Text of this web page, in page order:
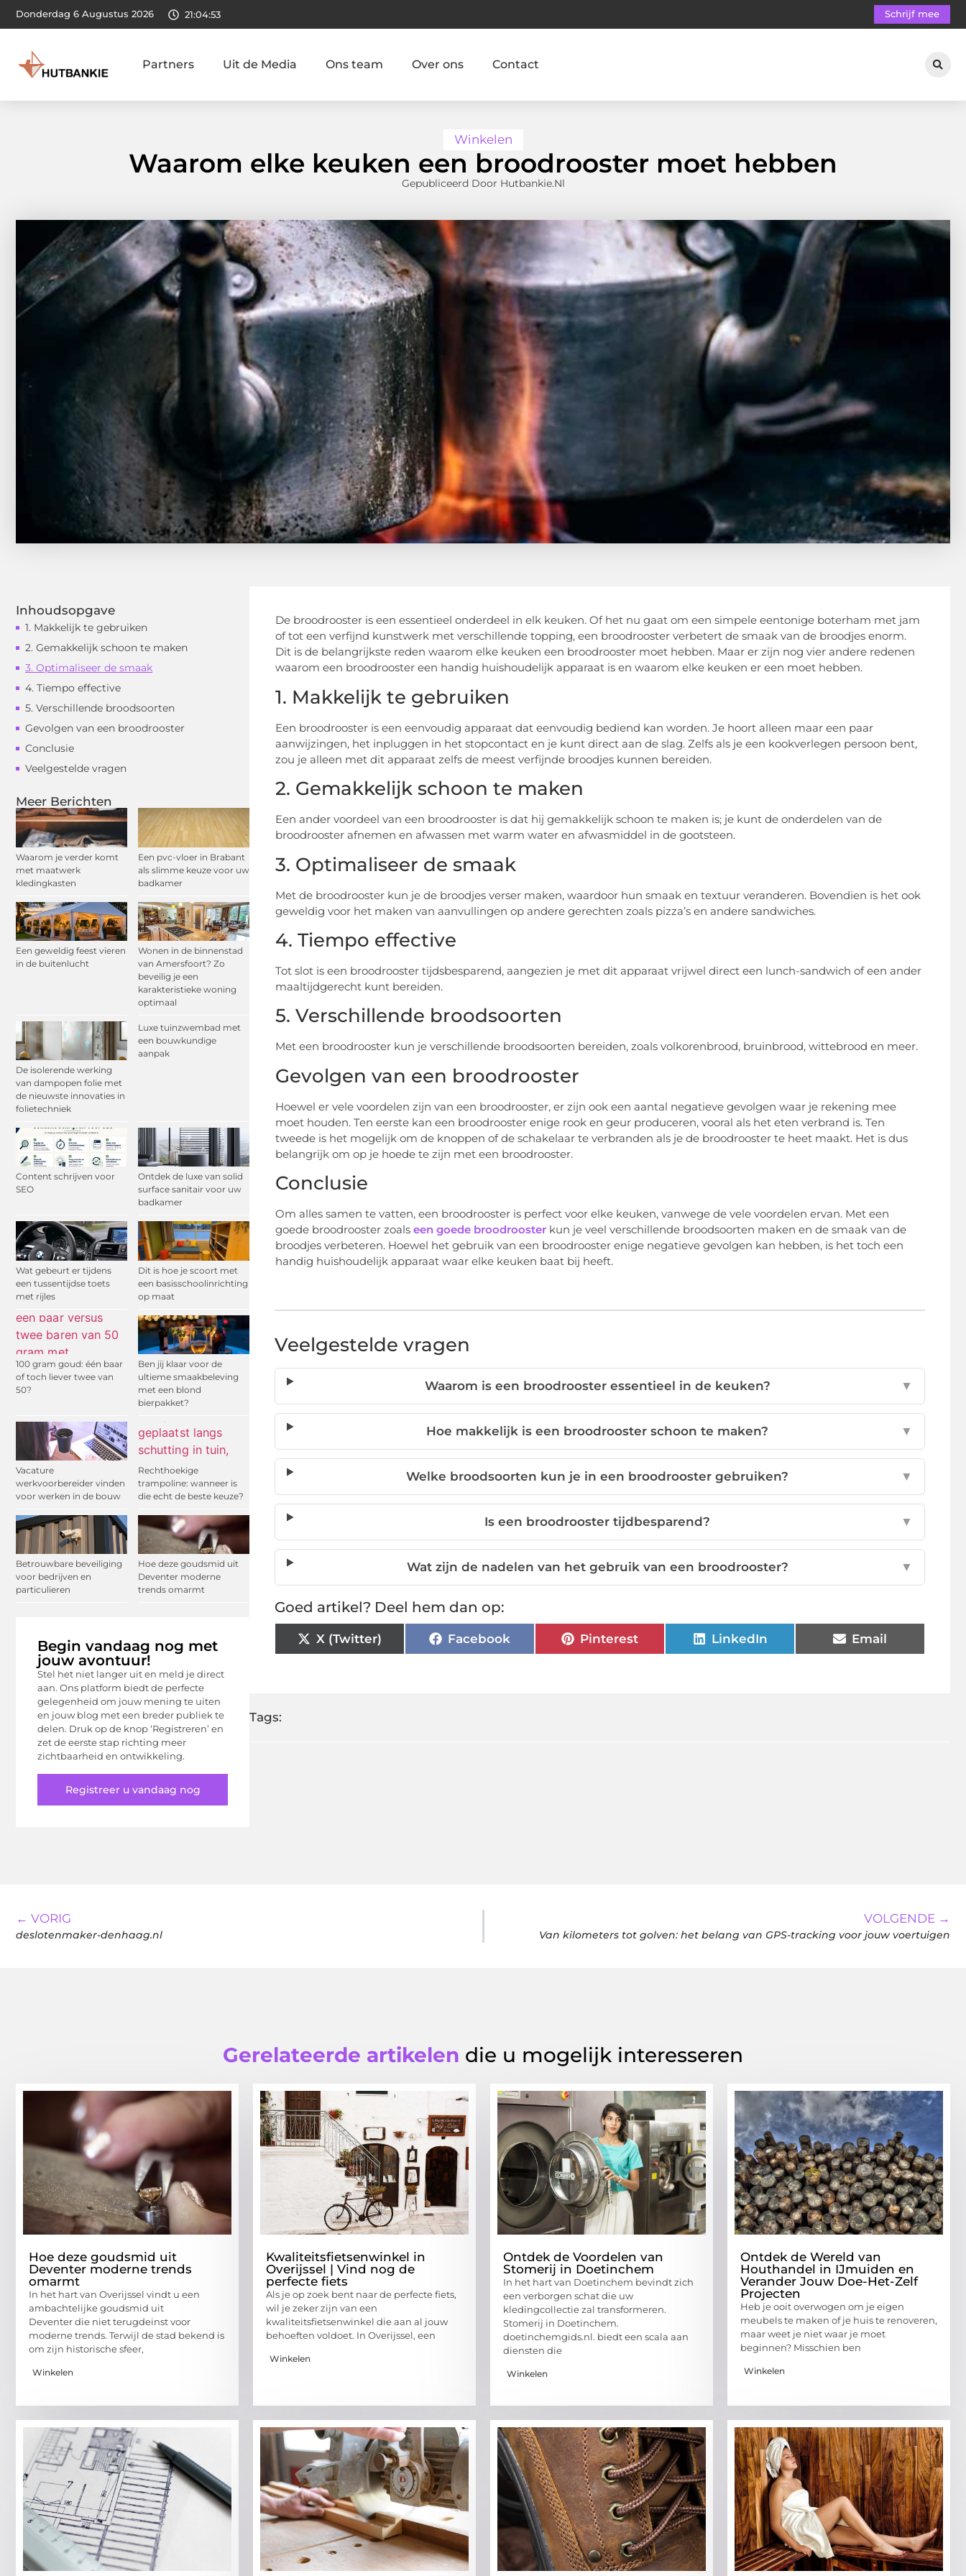
Donderdag 6 Augustus 2026 21:04:54 Schrijf mee
Partners Uit de Media Ons team Over ons Contact
Winkelen
Waarom elke keuken een broodrooster moet hebben
Gepubliceerd Door Hutbankie.nl
Inhoudsopgave
1. Makkelijk te gebruiken
2. Gemakkelijk schoon te maken
3. Optimaliseer de smaak
4. Tiempo effective
5. Verschillende broodsoorten
Gevolgen van een broodrooster
Conclusie
Veelgestelde vragen
Meer Berichten
Waarom je verder komt
met maatwerk
kledingkasten
Een pvc-vloer in Brabant
als slimme keuze voor uw
badkamer
Een geweldig feest vieren
in de buitenlucht
Wonen in de binnenstad
van Amersfoort? Zo
beveilig je een
karakteristieke woning
optimaal
De isolerende werking
van dampopen folie met
de nieuwste innovaties in
folietechniek
Luxe tuinzwembad met
een bouwkundige
aanpak
Content schrijven voor
SEO
Ontdek de luxe van solid
surface sanitair voor uw
badkamer
Wat gebeurt er tijdens
een tussentijdse toets
met rijles
Dit is hoe je scoort met
een basisschoolinrichting
op maat
100 gram goud: één baar
of toch liever twee van
50?
Ben jij klaar voor de
ultieme smaakbeleving
met een blond
bierpakket?
Vacature
werkvoorbereider vinden
voor werken in de bouw
Rechthoekige
trampoline: wanneer is
die echt de beste keuze?
Betrouwbare beveiliging
voor bedrijven en
particulieren
Hoe deze goudsmid uit
Deventer moderne
trends omarmt
Begin vandaag nog met
jouw avontuur!
Stel het niet langer uit en meld je direct
aan. Ons platform biedt de perfecte
gelegenheid om jouw mening te uiten
en jouw blog met een breder publiek te
delen. Druk op de knop ‘Registreren’ en
zet de eerste stap richting meer
zichtbaarheid en ontwikkeling.
Registreer u vandaag nog
De broodrooster is een essentieel onderdeel in elk keuken. Of het nu gaat om een simpele eentonige boterham met jam
of tot een verfijnd kunstwerk met verschillende topping, een broodrooster verbetert de smaak van de broodjes enorm.
Dit is de belangrijkste reden waarom elke keuken een broodrooster moet hebben. Maar er zijn nog vier andere redenen
waarom een broodrooster een handig huishoudelijk apparaat is en waarom elke keuken er een moet hebben.
1. Makkelijk te gebruiken
Een broodrooster is een eenvoudig apparaat dat eenvoudig bediend kan worden. Je hoort alleen maar een paar
aanwijzingen, het inpluggen in het stopcontact en je kunt direct aan de slag. Zelfs als je een kookverlegen persoon bent,
zou je alleen met dit apparaat zelfs de meest verfijnde broodjes kunnen bereiden.
2. Gemakkelijk schoon te maken
Een ander voordeel van een broodrooster is dat hij gemakkelijk schoon te maken is; je kunt de onderdelen van de
broodrooster afnemen en afwassen met warm water en afwasmiddel in de gootsteen.
3. Optimaliseer de smaak
Met de broodrooster kun je de broodjes verser maken, waardoor hun smaak en textuur veranderen. Bovendien is het ook
geweldig voor het maken van aanvullingen op andere gerechten zoals pizza’s en andere sandwiches.
4. Tiempo effective
Tot slot is een broodrooster tijdsbesparend, aangezien je met dit apparaat vrijwel direct een lunch-sandwich of een ander
maaltijdgerecht kunt bereiden.
5. Verschillende broodsoorten
Met een broodrooster kun je verschillende broodsoorten bereiden, zoals volkorenbrood, bruinbrood, wittebrood en meer.
Gevolgen van een broodrooster
Hoewel er vele voordelen zijn van een broodrooster, er zijn ook een aantal negatieve gevolgen waar je rekening mee
moet houden. Ten eerste kan een broodrooster enige rook en geur produceren, vooral als het eten verbrand is. Ten
tweede is het mogelijk om de knoppen of de schakelaar te verbranden als je de broodrooster te heet maakt. Het is dus
belangrijk om op je hoede te zijn met een broodrooster.
Conclusie
Om alles samen te vatten, een broodrooster is perfect voor elke keuken, vanwege de vele voordelen ervan. Met een
goede broodrooster zoals een goede broodrooster kun je veel verschillende broodsoorten maken en de smaak van de
broodjes verbeteren. Hoewel het gebruik van een broodrooster enige negatieve gevolgen kan hebben, is het toch een
handig huishoudelijk apparaat waar elke keuken baat bij heeft.
Veelgestelde vragen
Waarom is een broodrooster essentieel in de keuken? ▼
Hoe makkelijk is een broodrooster schoon te maken? ▼
Welke broodsoorten kun je in een broodrooster gebruiken? ▼
Is een broodrooster tijdbesparend? ▼
Wat zijn de nadelen van het gebruik van een broodrooster? ▼
Goed artikel? Deel hem dan op:
X (Twitter) Facebook Pinterest LinkedIn Email
Tags:
← VORIG
deslotenmaker-denhaag.nl
VOLGENDE →
Van kilometers tot golven: het belang van GPS-tracking voor jouw voertuigen
Gerelateerde artikelen die u mogelijk interesseren
Hoe deze goudsmid uit
Deventer moderne trends
omarmt
In het hart van Overijssel vindt u een
ambachtelijke goudsmid uit
Deventer die niet terugdeinst voor
moderne trends. Terwijl de stad bekend is
om zijn historische sfeer,
Winkelen
Kwaliteitsfietsenwinkel in
Overijssel | Vind nog de
perfecte fiets
Als je op zoek bent naar de perfecte fiets,
wil je zeker zijn van een
kwaliteitsfietsenwinkel die aan al jouw
behoeften voldoet. In Overijssel, een
Winkelen
Ontdek de Voordelen van
Stomerij in Doetinchem
In het hart van Doetinchem bevindt zich
een verborgen schat die uw
kledingcollectie zal transformeren.
Stomerij in Doetinchem.
doetinchemgids.nl. biedt een scala aan
diensten die
Winkelen
Ontdek de Wereld van
Houthandel in IJmuiden en
Verander Jouw Doe-Het-Zelf
Projecten
Heb je ooit overwogen om je eigen
meubels te maken of je huis te renoveren,
maar weet je niet waar je moet
beginnen? Misschien ben
Winkelen